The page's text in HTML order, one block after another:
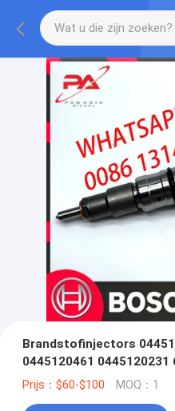
Brandstofinjectors
0445120461 0445120231
QSB6.7 KOMATSU
Prijs：$60-$100 MOQ：1